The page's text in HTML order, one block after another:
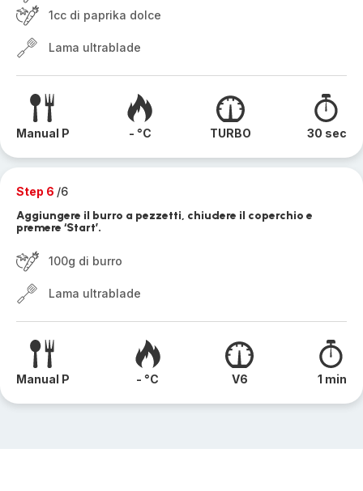
1cc di paprika dolce
Lama ultrablade
Manual P - °C TURBO 30 sec
Step 6 /6
Aggiungere il burro a pezzetti, chiudere il coperchio e
premere ‘Start’.
100g di burro
Lama ultrablade
Manual P - °C V6 1 min